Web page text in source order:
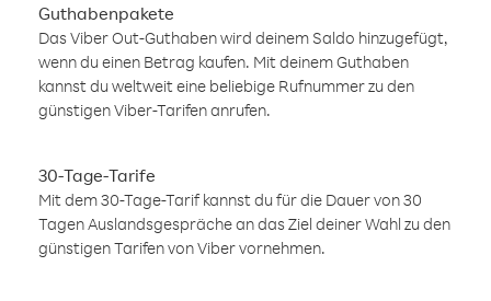
Guthabenpakete
Das Viber Out-Guthaben wird deinem Saldo hinzugefügt,
wenn du einen Betrag kaufen. Mit deinem Guthaben
kannst du weltweit eine beliebige Rufnummer zu den
günstigen Viber-Tarifen anrufen.
30-Tage-Tarife
Mit dem 30-Tage-Tarif kannst du für die Dauer von 30
Tagen Auslandsgespräche an das Ziel deiner Wahl zu den
günstigen Tarifen von Viber vornehmen.